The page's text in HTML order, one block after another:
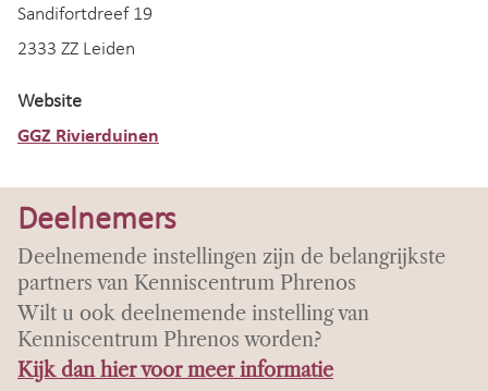
Sandifortdreef 19
2333 ZZ Leiden
Website
GGZ Rivierduinen
Deelnemers
Deelnemende instellingen zijn de belangrijkste
partners van Kenniscentrum Phrenos
Wilt u ook deelnemende instelling van
Kenniscentrum Phrenos worden?
Kijk dan hier voor meer informatie